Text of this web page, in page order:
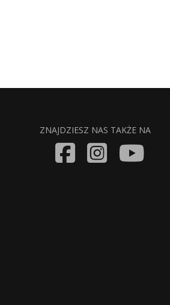
ZNAJDZIESZ NAS TAKŻE NA